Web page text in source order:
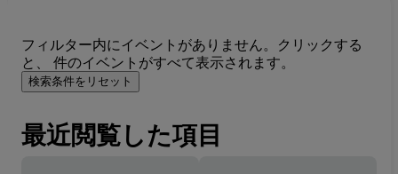
フィルター内にイベントがありません。クリックする
と、 件のイベントがすべて表示されます。
検索条件をリセット
最近閲覧した項目